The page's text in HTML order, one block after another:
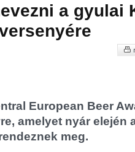
a gyulai
European Beer
amelyet nyár elején
meg.